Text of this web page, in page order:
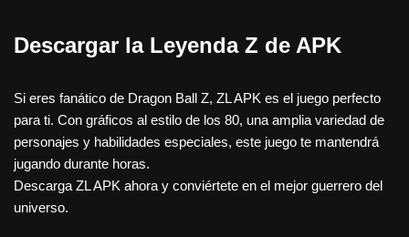
Descargar la Leyenda Z de APK
Si eres fanático de Dragon Ball Z, ZL APK es el juego perfecto
para ti. Con gráficos al estilo de los 80, una amplia variedad de
personajes y habilidades especiales, este juego te mantendrá
jugando durante horas.
Descarga ZL APK ahora y conviértete en el mejor guerrero del
universo.